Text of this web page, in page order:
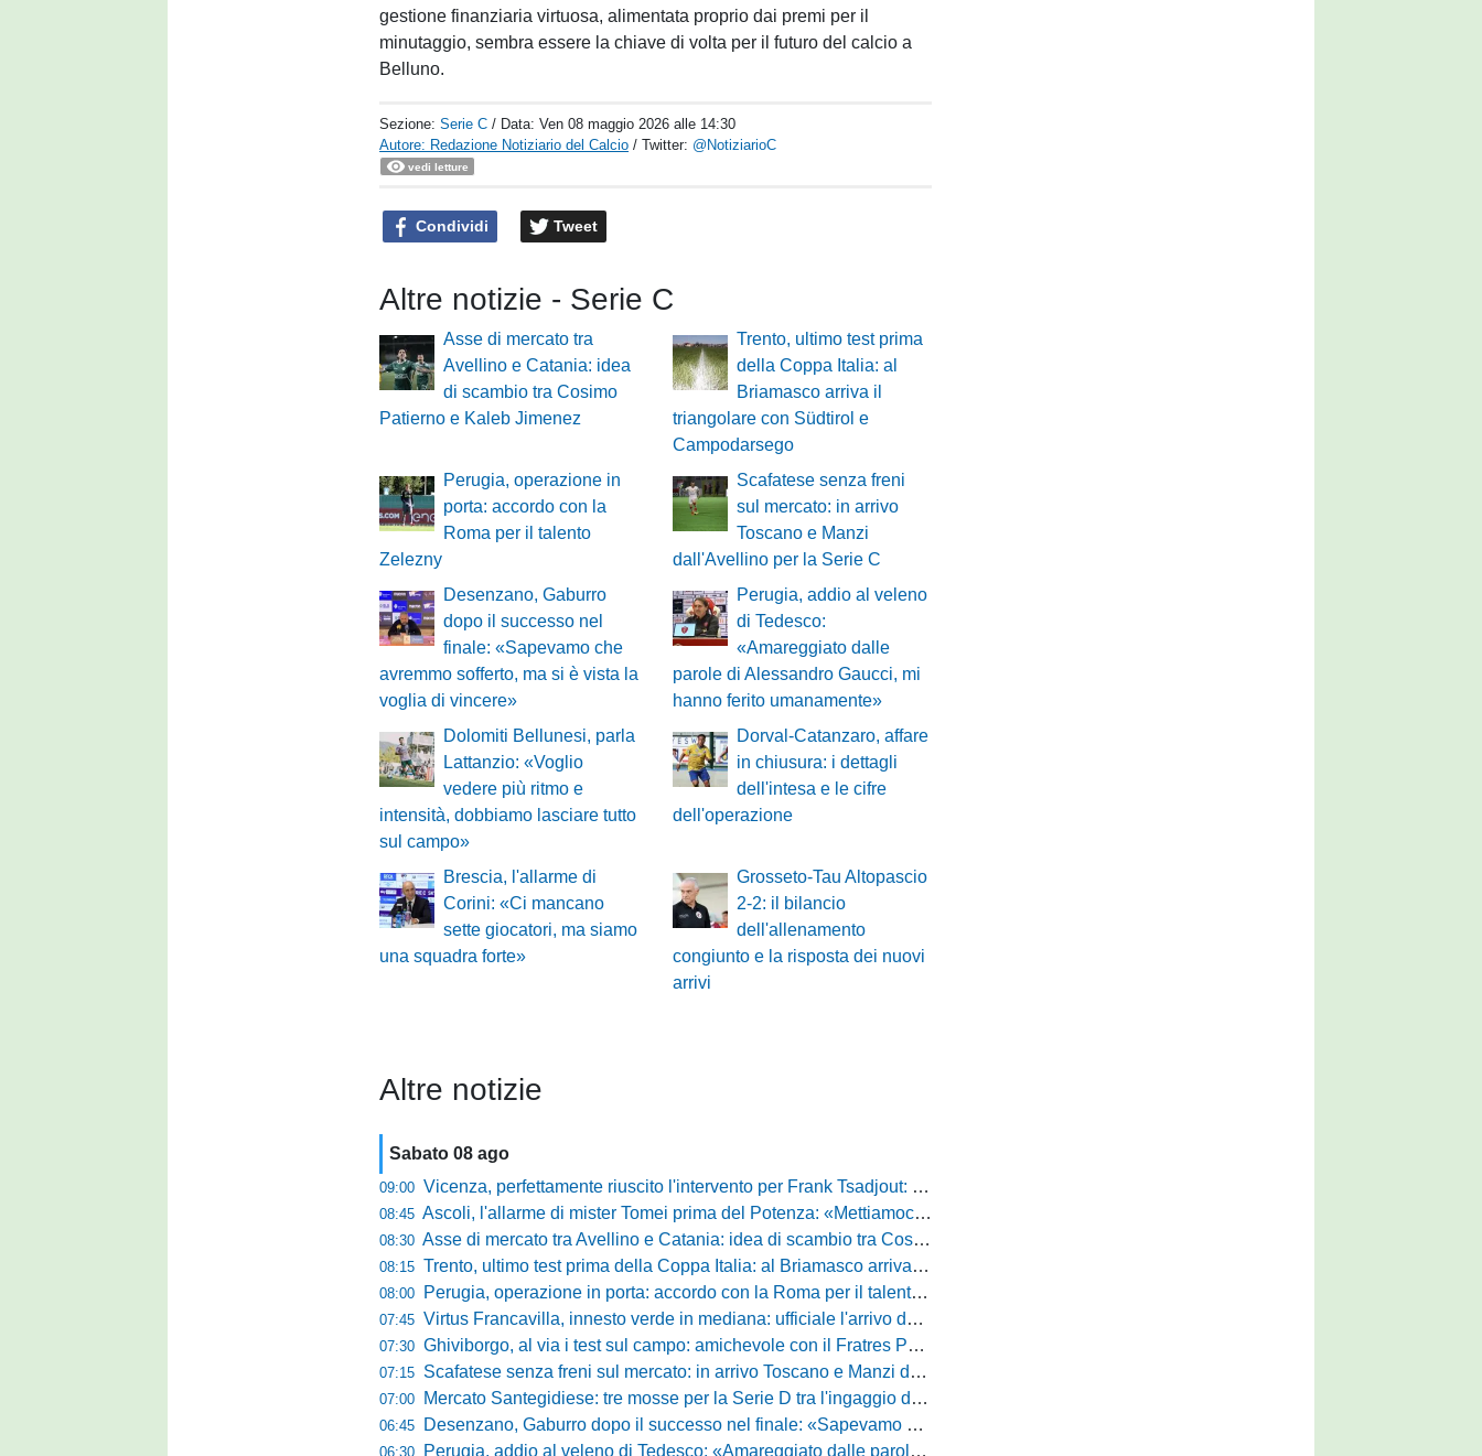
gestione finanziaria virtuosa, alimentata proprio dai premi per il
minutaggio, sembra essere la chiave di volta per il futuro del calcio a
Belluno.
Sezione:Serie C / Data:Ven 08 maggio 2026 alle 14:30
Autore: Redazione Notiziario del Calcio / Twitter: @NotiziarioC
vedi letture
Condividi Tweet
Altre notizie - Serie C
Asse di mercato tra
Avellino e Catania: idea
di scambio tra Cosimo
Patierno e Kaleb Jimenez
Trento, ultimo test prima
della Coppa Italia: al
Briamasco arriva il
triangolare con Südtirol e
Campodarsego
Perugia, operazione in
porta: accordo con la
Roma per il talento
Zelezny
Scafatese senza freni
sul mercato: in arrivo
Toscano e Manzi
dall'Avellino per la Serie C
Desenzano, Gaburro
dopo il successo nel
finale: «Sapevamo che
avremmo sofferto, ma si è vista la
voglia di vincere»
Perugia, addio al veleno
di Tedesco:
«Amareggiato dalle
parole di Alessandro Gaucci, mi
hanno ferito umanamente»
Dolomiti Bellunesi, parla
Lattanzio: «Voglio
vedere più ritmo e
intensità, dobbiamo lasciare tutto
sul campo»
Dorval-Catanzaro, affare
in chiusura: i dettagli
dell'intesa e le cifre
dell'operazione
Brescia, l'allarme di
Corini: «Ci mancano
sette giocatori, ma siamo
una squadra forte»
Grosseto-Tau Altopascio
2-2: il bilancio
dell'allenamento
congiunto e la risposta dei nuovi
arrivi
Altre notizie
Sabato 08 ago
09:00 Vicenza, perfettamente riuscito l'intervento per Frank Tsadjout: il comunicato del club
08:45 Ascoli, l'allarme di mister Tomei prima del Potenza: «Mettiamoci l'elmetto, l'obiettivo è la salvezza e non dobbiamo vendere fumo!»
08:30 Asse di mercato tra Avellino e Catania: idea di scambio tra Cosimo Patierno e Kaleb Jimenez
08:15 Trento, ultimo test prima della Coppa Italia: al Briamasco arriva il triangolare con Südtirol e Campodarsego
08:00 Perugia, operazione in porta: accordo con la Roma per il talento Zelezny
07:45 Virtus Francavilla, innesto verde in mediana: ufficiale l'arrivo del classe 2008 Gianluca Ajello
07:30 Ghiviborgo, al via i test sul campo: amichevole con il Fratres Perignano e sguardo al nuovo girone E
07:15 Scafatese senza freni sul mercato: in arrivo Toscano e Manzi dall'Avellino per la Serie C
07:00 Mercato Santegidiese: tre mosse per la Serie D tra l'ingaggio di Diakhate e due rinnovi chiave
06:45 Desenzano, Gaburro dopo il successo nel finale: «Sapevamo che avremmo sofferto, ma si è vista la voglia di vincere»
06:30 Perugia, addio al veleno di Tedesco: «Amareggiato dalle parole di Alessandro Gaucci, mi hanno ferito umanamente»